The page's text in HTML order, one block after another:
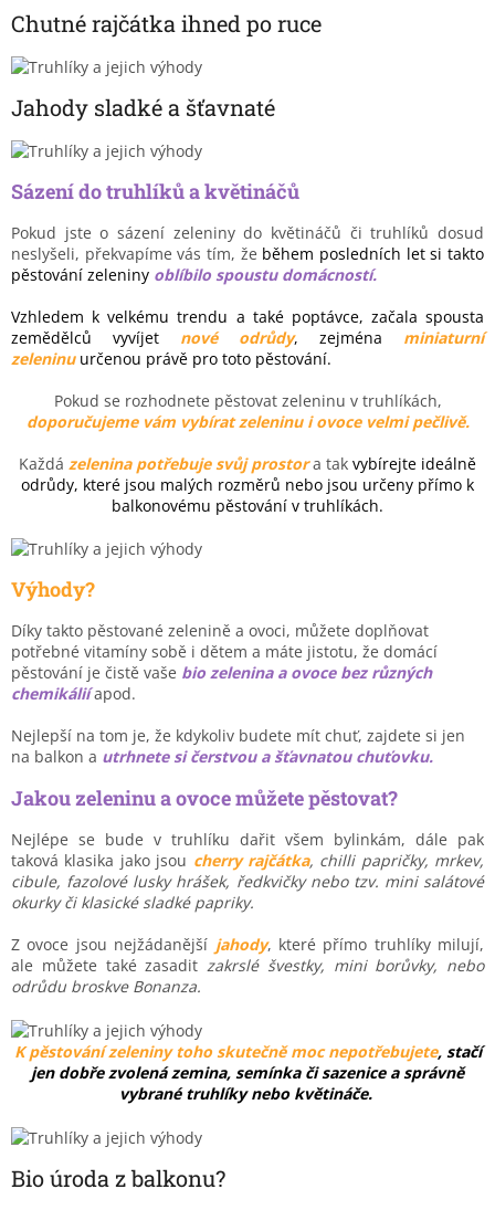
Chutné rajčátka ihned po ruce
Jahody sladké a šťavnaté
Sázení do truhlíků a květináčů
Pokud jste o sázení zeleniny do květináčů či truhlíků dosud
neslyšeli, překvapíme vás tím, že během posledních let si takto
pěstování zeleniny oblíbilo spoustu domácností.
Vzhledem k velkému trendu a také poptávce, začala spousta
zemědělců vyvíjet nové odrůdy, zejména miniaturní
zeleninuurčenou právě pro toto pěstování.
Pokud se rozhodnete pěstovat zeleninu v truhlíkách,
doporučujeme vám vybírat zeleninu i ovoce velmi pečlivě.
Každá zelenina potřebuje svůj prostora tak vybírejte ideálně
odrůdy, které jsou malých rozměrů nebo jsou určeny přímo k
balkonovému pěstování v truhlíkách.
Výhody?
Díky takto pěstované zelenině a ovoci, můžete doplňovat
potřebné vitamíny sobě i dětem a máte jistotu, že domácí
pěstování je čistě vaše bio zelenina a ovoce bez různých
chemikáliíapod.
Nejlepší na tom je, že kdykoliv budete mít chuť, zajdete si jen
na balkon a utrhnete si čerstvou a šťavnatou chuťovku.
Jakou zeleninu a ovoce můžete pěstovat?
Nejlépe se bude v truhlíku dařit všem bylinkám, dále pak
taková klasika jako jsou cherry rajčátka, chilli papričky, mrkev,
cibule, fazolové lusky hrášek, ředkvičky nebo tzv. mini salátové
okurky či klasické sladké papriky.
Z ovoce jsou nejžádanější jahody, které přímo truhlíky milují,
ale můžete také zasadit zakrslé švestky, mini borůvky, nebo
odrůdu broskve Bonanza.
K pěstování zeleniny toho skutečně moc nepotřebujete, stačí
jen dobře zvolená zemina, semínka či sazenice a správně
vybrané truhlíky nebo květináče.
Bio úroda z balkonu?